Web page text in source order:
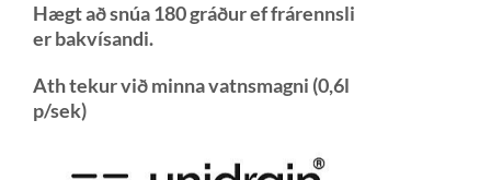
Hægt að snúa 180 gráður ef frárennsli
er bakvísandi.
Ath tekur við minna vatnsmagni (0,6l
p/sek)